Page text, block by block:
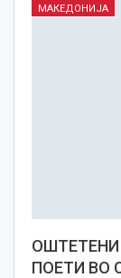
МАКЕДОНИЈА
ПОЕТИ ВО